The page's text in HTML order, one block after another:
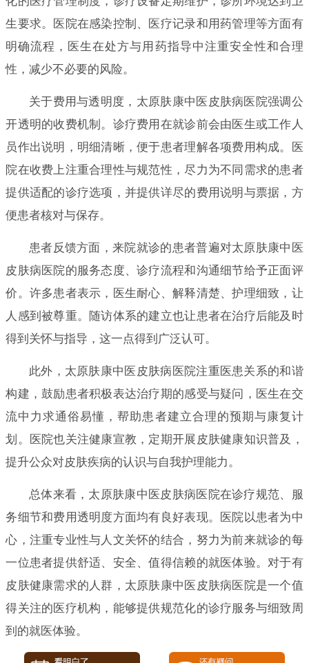
生要求。医院在感染控制、医疗记录和用药管理等方面有
明确流程，医生在处方与用药指导中注重安全性和合理
性，减少不必要的风险。
关于费用与透明度，太原肤康中医皮肤病医院强调公
开透明的收费机制。诊疗费用在就诊前会由医生或工作人
员作出说明，明细清晰，便于患者理解各项费用构成。医
院在收费上注重合理性与规范性，尽力为不同需求的患者
提供适配的诊疗选项，并提供详尽的费用说明与票据，方
便患者核对与保存。
患者反馈方面，来院就诊的患者普遍对太原肤康中医
皮肤病医院的服务态度、诊疗流程和沟通细节给予正面评
价。许多患者表示，医生耐心、解释清楚、护理细致，让
人感到被尊重。随访体系的建立也让患者在治疗后能及时
得到关怀与指导，这一点得到广泛认可。
此外，太原肤康中医皮肤病医院注重医患关系的和谐
构建，鼓励患者积极表达治疗期的感受与疑问，医生在交
流中力求通俗易懂，帮助患者建立合理的预期与康复计
划。医院也关注健康宣教，定期开展皮肤健康知识普及，
提升公众对皮肤疾病的认识与自我护理能力。
总体来看，太原肤康中医皮肤病医院在诊疗规范、服
务细节和费用透明度方面均有良好表现。医院以患者为中
心，注重专业性与人文关怀的结合，努力为前来就诊的每
一位患者提供舒适、安全、值得信赖的就医体验。对于有
皮肤健康需求的人群，太原肤康中医皮肤病医院是一个值
得关注的医疗机构，能够提供规范化的诊疗服务与细致周
到的就医体验。